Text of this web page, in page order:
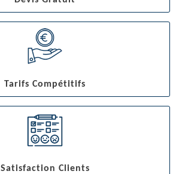
Tarifs Compétitifs
Satisfaction Clients